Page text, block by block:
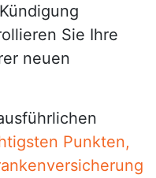
Sie Ihre
neuen
Punkten,